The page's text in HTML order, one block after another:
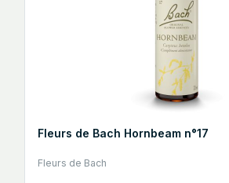
Fleurs de Bach Hornbeam n°17
Fleurs de Bach